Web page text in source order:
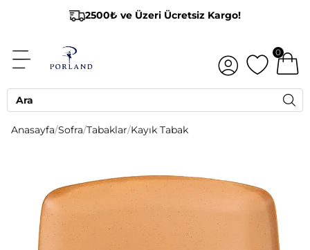
2500₺ ve Üzeri Ücretsiz Kargo!
0
Anasayfa/Sofra/Tabaklar/Kayık Tabak